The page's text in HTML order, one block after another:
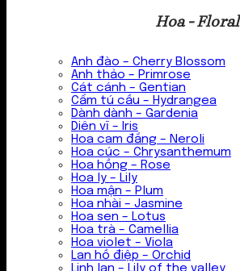
Hoa - Floral
Anh đào – Cherry Blossom
Anh thảo – Primrose
Cát cánh – Gentian
Cẩm tú cầu – Hydrangea
Dành dành – Gardenia
Diên vĩ – Iris
Hoa cam đắng – Neroli
Hoa cúc – Chrysanthemum
Hoa hồng – Rose
Hoa ly – Lily
Hoa mận – Plum
Hoa nhài – Jasmine
Hoa sen – Lotus
Hoa trà – Camellia
Hoa violet – Viola
Lan hồ điệp – Orchid